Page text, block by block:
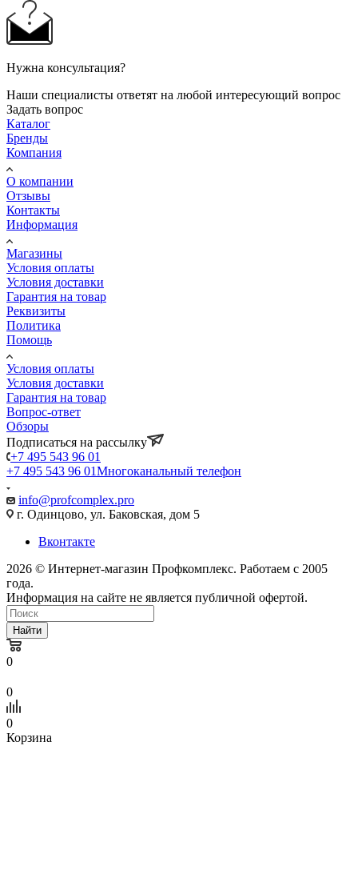
Нужна консультация?
Наши специалисты ответят на любой интересующий вопрос
Задать вопрос
Каталог
Бренды
Компания
О компании
Отзывы
Контакты
Информация
Магазины
Условия оплаты
Условия доставки
Гарантия на товар
Реквизиты
Политика
Помощь
Условия оплаты
Условия доставки
Гарантия на товар
Вопрос-ответ
Обзоры
Подписаться на рассылку
+7 495 543 96 01
+7 495 543 96 01Многоканальный телефон
info@profcomplex.pro
г. Одинцово, ул. Баковская, дом 5
Вконтакте
2026 © Интернет-магазин Профкомплекс. Работаем с 2005
года.
Информация на сайте не является публичной офертой.
Найти
0
0
0
Корзина